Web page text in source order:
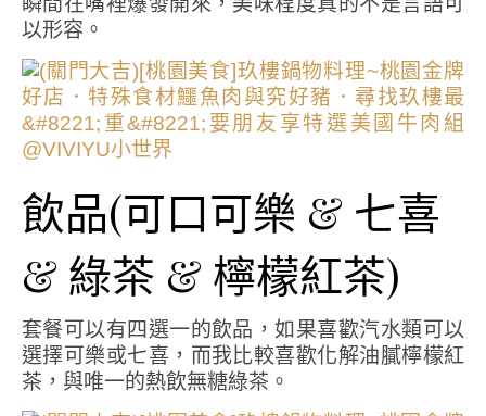
以形容。
飲品(可口可樂 & 七喜
& 綠茶 & 檸檬紅茶)
套餐可以有四選一的飲品，如果喜歡汽水類可以
選擇可樂或七喜，而我比較喜歡化解油膩檸檬紅
茶，與唯一的熱飲無糖綠茶。